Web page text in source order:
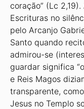
coração” (Lc
Escrituras no
pelo Arcanjo
Santo quando
admirou-se
guardar significa
e Reis Magos
transparente,
Jesus no Templo